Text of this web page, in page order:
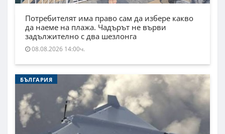
Потребителят има право сам да избере какво
да наеме на плажа. Чадърът не върви
задължително с два шезлонга
08.08.2026 14:00ч.
БЪЛГАРИЯ